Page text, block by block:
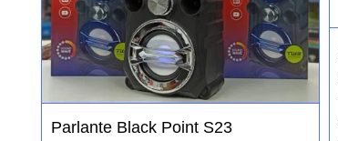
Parlante Black Point S23